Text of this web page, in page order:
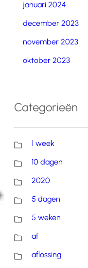
januari 2024
december 2023
november 2023
oktober 2023
Categorieën
1 week
10 dagen
2020
5 dagen
5 weken
af
aflossing